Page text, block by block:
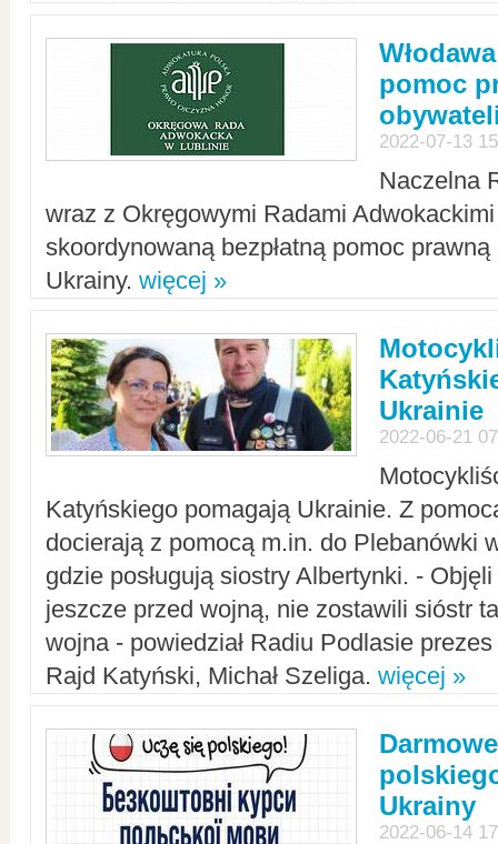
pomoc
2022-07-13
Naczelna
wraz z Okręgowymi Radami Adwokackimi
skoordynowaną bezpłatną pomoc
Ukrainy. więcej »
Ukrainie
2022-06-21
Katyńskiego pomagają Ukrainie. Z
docierają z pomocą m.in. do Plebanówki
gdzie posługują siostry Albertynki. -
jeszcze przed wojną, nie zostawili sióstr
wojna - powiedział Radiu Podlasie
Rajd Katyński, Michał Szeliga. więcej »
Ukrainy
2022-06-14